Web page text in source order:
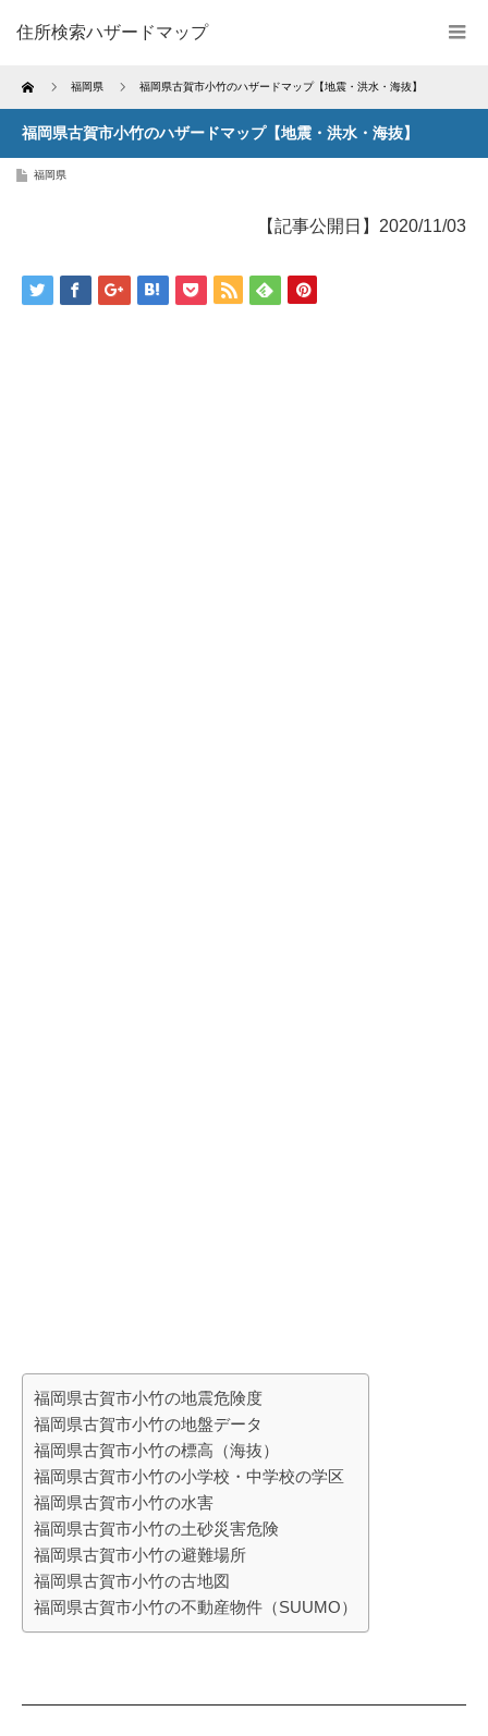
住所検索ハザードマップ
Home 福岡県 福岡県古賀市小竹のハザードマップ【地震・洪水・海抜】
福岡県古賀市小竹のハザードマップ【地震・洪水・海抜】
福岡県
【記事公開日】2020/11/03
福岡県古賀市小竹の地震危険度
福岡県古賀市小竹の地盤データ
福岡県古賀市小竹の標高（海抜）
福岡県古賀市小竹の小学校・中学校の学区
福岡県古賀市小竹の水害
福岡県古賀市小竹の土砂災害危険
福岡県古賀市小竹の避難場所
福岡県古賀市小竹の古地図
福岡県古賀市小竹の不動産物件（SUUMO）